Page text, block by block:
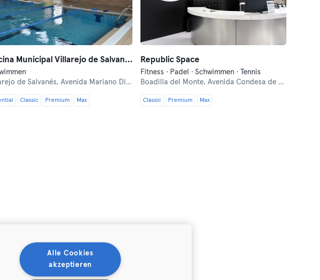
Piscina Municipal Villarejo de Salvanes
de Salvanés, Avenida Mariano Diaz
Classic Premium Max
Republic Space
Fitness · Padel · Schwimmen · Tennis
Boadilla del Monte,Avenida Condesa de Chinchón, 107
Classic Premium Max
Alle Cookies
akzeptieren